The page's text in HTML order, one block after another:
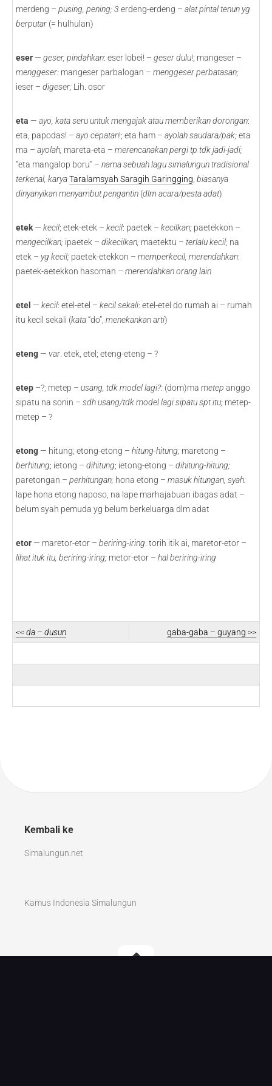
merdeng – pusing, pening; 3 erdeng-erdeng – alat pintal tenun yg
berputar (= hulhulan)
eser — geser, pindahkan: eser lobei! – geser dulu!; mangeser –
menggeser: mangeser parbalogan – menggeser perbatasan;
ieser – digeser; Lih. osor
eta — ayo, kata seru untuk mengajak atau memberikan dorongan:
eta, papodas! – ayo cepatan!; eta ham – ayolah saudara/pak;eta
ma – ayolah; mareta-eta – merencanakan pergi tp tdk jadi-jadi;
“eta mangalop boru” – nama sebuah lagu simalungun tradisional
terkenal, karyaTaralamsyah Saragih Garingging biasanya
dinyanyikan menyambut pengantin (dlm acara/pesta adat)
etek — kecil; etek-etek – kecil: paetek – kecilkan; paetekkon –
mengecilkan; ipaetek – dikecilkan; maetektu – terlalu kecil; na
etek – yg kecil; paetek-etekkon – memperkecil, merendahkan:
paetek-aetekkon hasoman – merendahkan orang lain
etel — kecil: etel-etel – kecil sekali: etel-etel do rumah ai – rumah
itu kecil sekali (kata“do”, menekankan arti)
eteng — var . etek, etel; eteng-eteng – ?
etep –?; metep – usang, tdk model lagi?: (dom)ma metep anggo
sipatu na sonin – sdh usang/tdk model lagi sipatu spt itu; metep-
metep – ?
etong — hitung; etong-etong – hitung-hitung; maretong –
berhitung; ietong – dihitung; ietong-etong – dihitung-hitung;
paretongan – perhitungan; hona etong – masuk hitungan, syah:
lape hona etong naposo, na lape marhajabuan ibagas adat –
belum syah pemuda yg belum berkeluarga dlm adat
etor — maretor-etor – beriring-iring: torih itik ai, maretor-etor –
lihat ituk itu, beriring-iring; metor-etor – hal beriring-iring
<< da – dusun gaba-gaba – guyang >>
Kembali ke
Simalungun.net
Kamus Indonesia Simalungun